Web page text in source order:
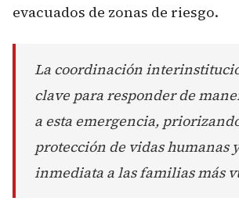
evacuados de zonas de riesgo.
La coordinación
clave para responder de
a esta emergencia,
protección de vidas humanas
inmediata a las familias más